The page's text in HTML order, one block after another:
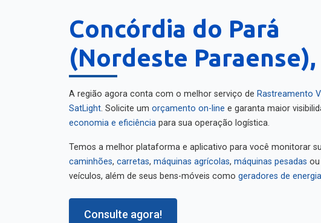
Concórdia do Pará
(Nordeste Paraense),
A região agora conta com o melhor serviço de Rastreamento
SatLight
. Solicite um orçamento on-line
e garanta maior
economia e eficiência
para sua operação logística.
Temos a melhor plataforma e aplicativo para você monitorar
caminhões
máquinas agrícolas máquinas pesadas
veículos, além de seus bens-móveis como
geradores de energia
Consulte agora!